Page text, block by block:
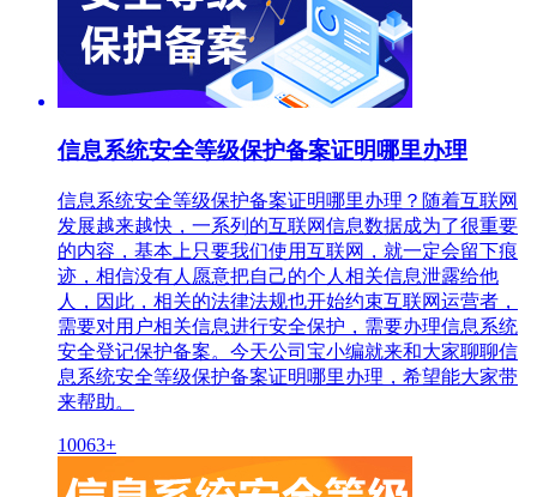
信息系统安全等级保护备案证明哪里办理
信息系统安全等级保护备案证明哪里办理？随着互联网
发展越来越快，一系列的互联网信息数据成为了很重要
的内容，基本上只要我们使用互联网，就一定会留下痕
迹，相信没有人愿意把自己的个人相关信息泄露给他
人，因此，相关的法律法规也开始约束互联网运营者，
需要对用户相关信息进行安全保护，需要办理信息系统
安全登记保护备案。今天公司宝小编就来和大家聊聊信
息系统安全等级保护备案证明哪里办理，希望能大家带
来帮助。
10063+